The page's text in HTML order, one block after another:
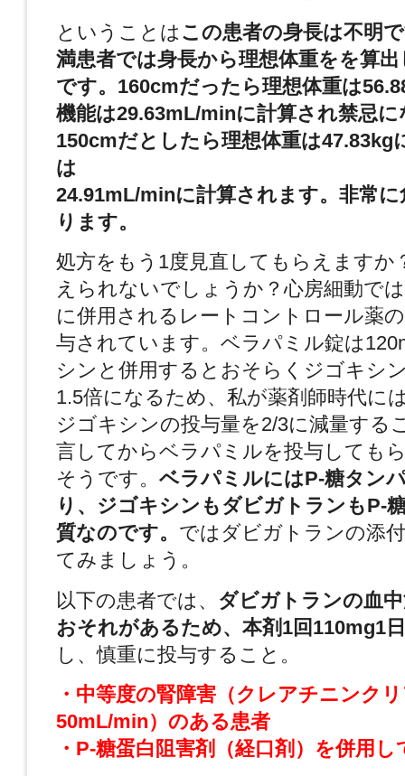
ということは この患者の身長は不明
満患者では身長から理想体重をを算
です。160cmだったら理想体重は
機能は29.63mL/minに計算され禁忌
150cmだとしたら理想体重は47.83kg
は
24.91mL/minに計算されます。非常
ります。
処方をもう1度見直してもらえますか
えられないでしょうか？心房細動で
に併用されるレートコントロール薬
与されています。ベラパミル錠は
シンと併用するとおそらくジゴキシ
1.5倍になるため、私が薬剤師時代に
ジゴキシンの投与量を2/3に減量する
言してからベラパミルを投与しても
そうです。 ベラパミルにはP-糖タン
り、ジゴキシンもダビガトランもP-
質なのです。 ではダビガトランの添
てみましょう。
以下の患者では、 ダビガトランの血
おそれがあるため、本剤1回110mg1
し、慎重に投与すること。
・中等度の腎障害（クレアチニンク
50mL/min）のある患者
・P-糖蛋白阻害剤（経口剤）を併用